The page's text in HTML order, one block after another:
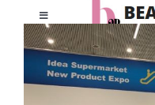
contenuto
Toggle
Navigation
Ingrandisci
immagine